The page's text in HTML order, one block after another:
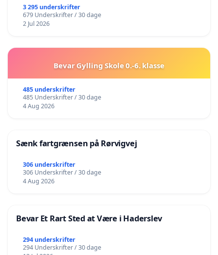
3 295 underskrifter
679 Underskrifter / 30 dage
2 Jul 2026
Bevar Gylling Skole 0.-6. klasse
485 underskrifter
485 Underskrifter / 30 dage
4 Aug 2026
Sænk fartgrænsen på Rørvigvej
306 underskrifter
306 Underskrifter / 30 dage
4 Aug 2026
Bevar Et Rart Sted at Være i Haderslev
294 underskrifter
294 Underskrifter / 30 dage